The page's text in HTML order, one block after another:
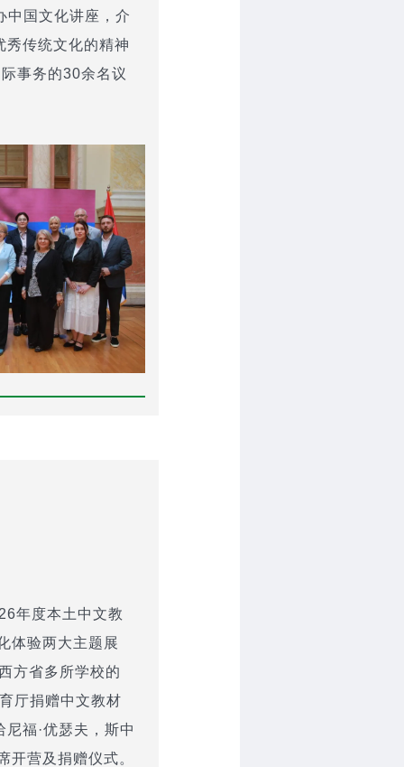
中国文化讲座，介
秀传统文化的精神
事务的30余名议
年度本土中文教
体验两大主题展
方省多所学校的
厅捐赠中文教材
福·优瑟夫，斯中
开营及捐赠仪式。